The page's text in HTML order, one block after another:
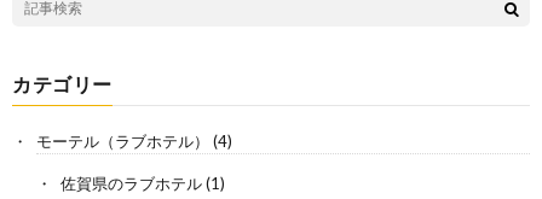
カテゴリー
モーテル（ラブホテル） (4)
佐賀県のラブホテル(1)